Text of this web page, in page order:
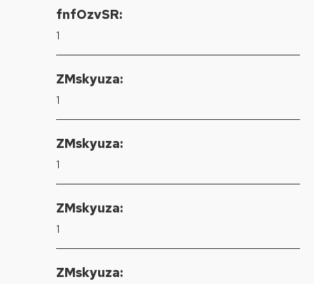
fnfOzvSR:
1
ZMskyuza:
1
ZMskyuza:
1
ZMskyuza:
1
ZMskyuza: